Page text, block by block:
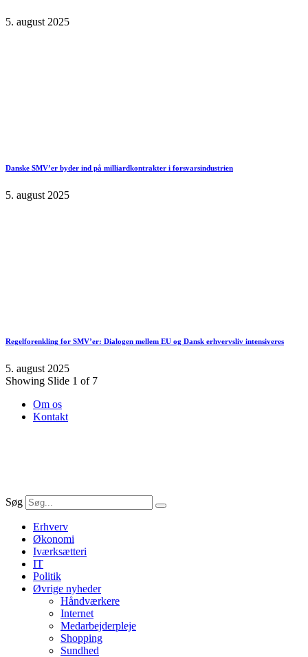
5. august 2025
Danske SMV’er byder ind på milliardkontrakter i forsvarsindustrien
5. august 2025
Regelforenkling for SMV’er: Dialogen mellem EU og Dansk erhvervsliv intensiveres
5. august 2025
Showing Slide 1 of 7
Om os
Kontakt
Søg
Erhverv
Økonomi
Iværksætteri
IT
Politik
Øvrige nyheder
Håndværkere
Internet
Medarbejderpleje
Shopping
Sundhed